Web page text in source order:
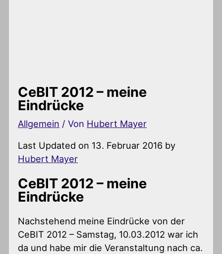
CeBIT 2012 – meine
Eindrücke
Allgemein / Von Hubert Mayer
Last Updated on 13. Februar 2016 by
Hubert Mayer
CeBIT 2012 – meine
Eindrücke
Nachstehend meine Eindrücke von der
CeBIT 2012 – Samstag, 10.03.2012 war ich
da und habe mir die Veranstaltung nach ca.